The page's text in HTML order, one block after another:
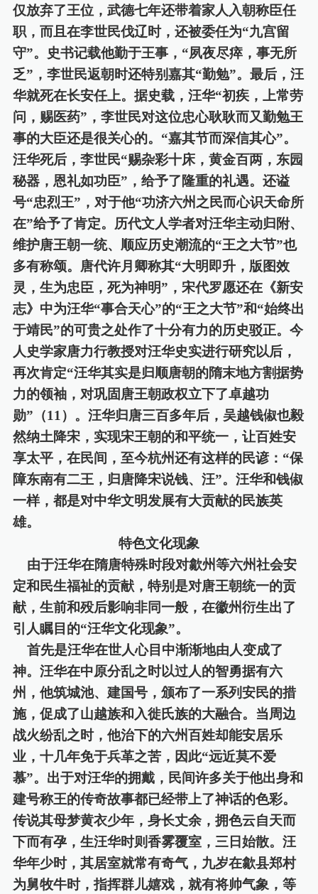
仅放弃了王位，武德七年还带着家人入朝称臣任
职，而且在李世民伐辽时，还被委任为“九宫留
守”。史书记载他勤于王事，“夙夜尽瘁，事无所
乏”，李世民返朝时还特别嘉其“勤勉”。最后，汪
华就死在长安任上。据史载，汪华“初疾，上常劳
问，赐医药”，李世民对这位忠心耿耿而又勤勉王
事的大臣还是很关心的。“嘉其节而深信其心”。
汪华死后，李世民“赐杂彩十床，黄金百两，东园
秘器，恩礼如功臣”，给予了隆重的礼遇。还谥
号“忠烈王”，对于他“功济六州之民而心识天命所
在”给予了肯定。历代文人学者对汪华主动归附、
维护唐王朝一统、顺应历史潮流的“王之大节”也
多有称颂。唐代许月卿称其“大明即升，版图效
灵，生为忠臣，死为神明”，宋代罗愿还在《新安
志》中为汪华“事合天心”的“王之大节”和“始终出
于靖民”的可贵之处作了十分有力的历史驳正。今
人史学家唐力行教授对汪华史实进行研究以后，
再次肯定“汪华其实是归顺唐朝的隋末地方割据势
力的领袖，对巩固唐王朝政权立下了卓越功
勋”（11 ）。 汪华归唐三百多年后，吴越钱俶也毅
然纳土降宋，实现宋王朝的和平统一，让百姓安
享太平， 在民间，至今杭州还有这样的民谚： “保
障东南有二王，归唐降宋说钱、汪”。 汪华和钱俶
一样，都是对中华文明发展有大贡献的民族英
雄。
特色文化现象
由于汪华在隋唐特殊时段对歙州等六州社会安
定和民生福祉的贡献，特别是对唐王朝统一的贡
献，生前和殁后影响非同一般，在徽州衍生出了
引人瞩目的“汪华文化现象”。
首先是汪华在世人心目中渐渐地由人变成了
神。汪华在中原分乱之时以过人的智勇据有六
州，他筑城池、建国号，颁布了一系列安民的措
施，促成了山越族和入徙氏族的大融合。当周边
战火纷乱之时，他治下的六州百姓却能安居乐
业，十几年免于兵革之苦，因此“远近莫不爱
慕”。出于对汪华的拥戴，民间许多关于他出身和
建号称王的传奇故事都已经带上了神话的色彩。
传说其母梦黄衣少年，身长丈余，拥色云自天而
下而有孕，生汪华时则香雾覆室，三日始散。汪
华年少时，其居室就常有奇气，九岁在歙县郑村
为舅牧牛时，指挥群儿嬉戏，就有将帅气象，等